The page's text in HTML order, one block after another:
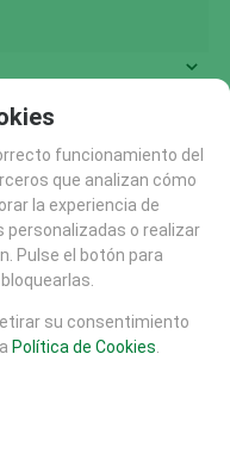
funcionamiento del
que analizan cómo
la experiencia de
o realizar
Pulse el botón para
su consentimiento
Política de Cookies